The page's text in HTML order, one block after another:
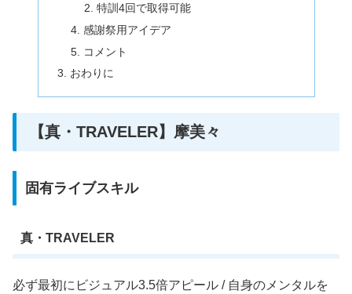
特訓4回で取得可能
感謝祭用アイデア
コメント
おわりに
【真・TRAVELER】摩美々
固有ライブスキル
真・TRAVELER
必ず最初にビジュアル3.5倍アピール / 自身のメンタルを